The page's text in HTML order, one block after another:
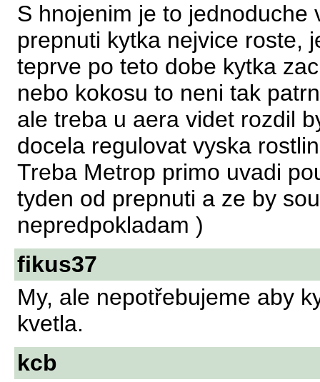
S hnojenim je to jednoduche
prepnuti kytka nejvice roste,
teprve po teto dobe kytka
nebo kokosu to neni tak
ale treba u aera videt rozdil
docela regulovat vyska
Treba Metrop primo uvadi
tyden od prepnuti a ze by
nepredpokladam )
fikus37
My, ale nepotřebujeme aby
kvetla.
kcb